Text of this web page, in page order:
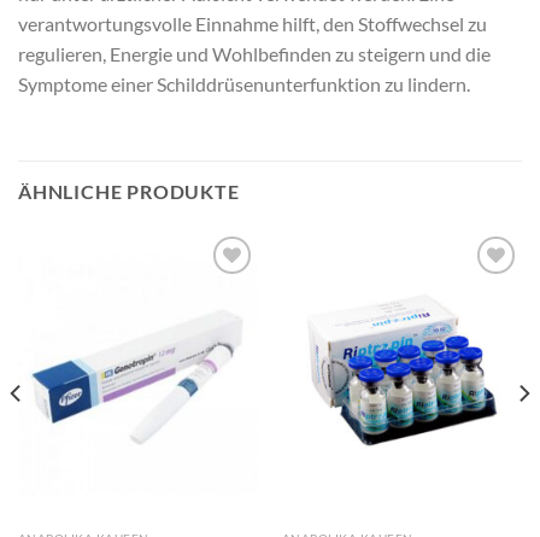
verantwortungsvolle Einnahme hilft, den Stoffwechsel zu
regulieren, Energie und Wohlbefinden zu steigern und die
Symptome einer Schilddrüsenunterfunktion zu lindern.
ÄHNLICHE PRODUKTE